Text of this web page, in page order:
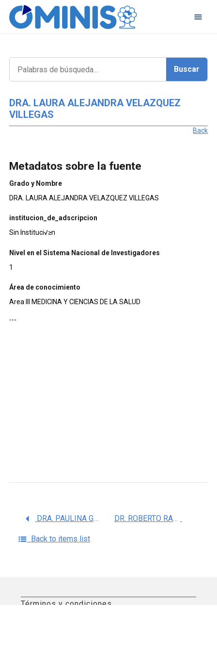
DRA. LAURA ALEJANDRA VELAZQUEZ
VILLEGAS
Back
Metadatos sobre la fuente
Grado y Nombre
DRA. LAURA ALEJANDRA VELAZQUEZ VILLEGAS
institucion_de_adscripcion
Sin Instituci√≥n
Nivel en el Sistema Nacional de Investigadores
1
Área de conocimiento
Area III MEDICINA Y CIENCIAS DE LA SALUD
---
DRA. PAULINA GOMEZ LOMELI DR. ROBERTO RAMOS MONDRAGON
Back to items list
Términos y condiciones